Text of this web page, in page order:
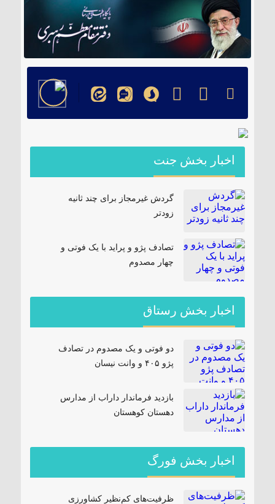
اخبار بخش جنت
گردش غیرمجاز برای چند ثانیه
زودتر
تصادف پژو و پراید با یک فوتی و
چهار مصدوم
اخبار بخش رستاق
دو فوتی و یک مصدوم در تصادف
پژو ۴۰۵ و وانت نیسان
بازدید فرماندار داراب از مدارس
دهستان کوهستان
اخبار بخش فورگ
ظرفیت‌های کم‌نظیر کشاورزی